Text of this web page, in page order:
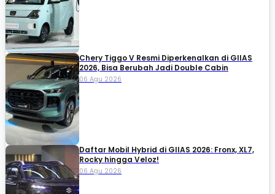
Chery Tiggo V Resmi Diperkenalkan di GIIAS
2026, Bisa Berubah Jadi Double Cabin
06 Agu 2026
Daftar Mobil Hybrid di GIIAS 2026: Fronx, XL7,
Rocky hingga Veloz!
06 Agu 2026